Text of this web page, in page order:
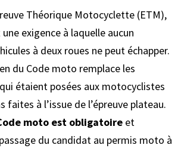
Théorique Motocyclette (ETM),
exigence à laquelle aucun
à deux roues ne peut échapper.
du Code moto remplace les
étaient posées aux motocyclistes
faites à l’issue de l’épreuve plateau.
moto est obligatoire et
du candidat au permis moto à